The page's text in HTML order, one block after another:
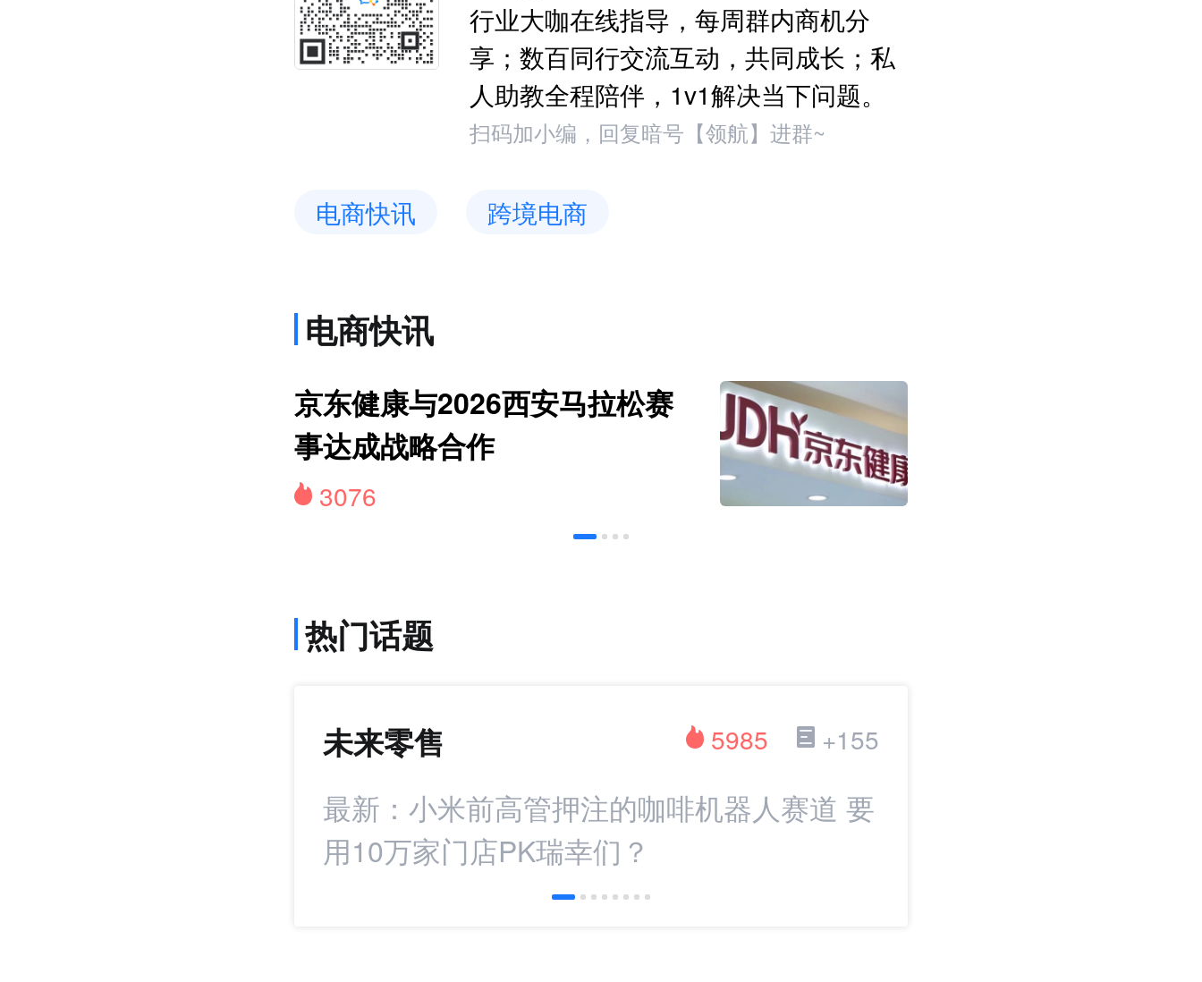
行业大咖在线指导，每周群内商机分
享；数百同行交流互动，共同成长；私
人助教全程陪伴，1v1解决当下问题。
扫码加小编，回复暗号【领航】进群~
电商快讯 跨境电商
电商快讯
京东健康与2026西安马拉松赛
事达成战略合作
3076
热门话题
未来零售 +155
5985
最新：小米前高管押注的咖啡机器人赛道 要
用10万家门店PK瑞幸们？